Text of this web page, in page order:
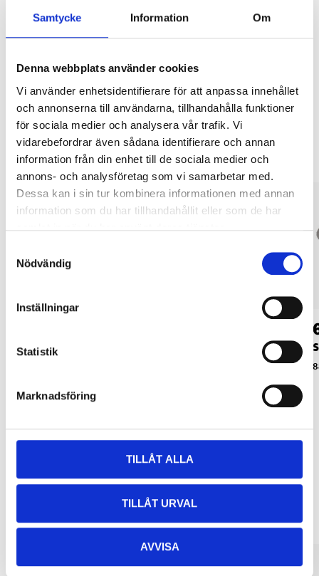
Samtycke Information Om
Denna webbplats använder cookies
Vi använder enhetsidentifierare för att anpassa innehållet
och annonserna till användarna, tillhandahålla funktioner
för sociala medier och analysera vår trafik. Vi
vidarebefordrar även sådana identifierare och annan
information från din enhet till de sociala medier och
annons- och analysföretag som vi samarbetar med.
Dessa kan i sin tur kombinera informationen med annan
information som du har tillhandahållit eller som de har
Nödvändig
Inställningar
Statistik
Marknadsföring
TILLÅT ALLA
TILLÅT URVAL
AVVISA
LÄS MER
Andra kunder köpte också
Kasthake 100 mm, 2
Relaterade produkter